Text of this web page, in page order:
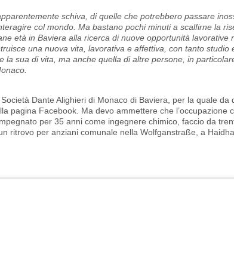
schiva, di quelle che potrebbero passare
col mondo. Ma bastano pochi minuti a scalfirne la
età in Baviera alla ricerca di nuove opportunità lavorative
una nuova vita, lavorativa e affettiva, con tanto studio
sua di vita, ma anche quella di altre persone, in
Dante Alighieri di Monaco di Baviera, per la quale da
pagina Facebook. Ma devo ammettere che l’occupazione
per 35 anni come ingegnere chimico, faccio da
ritrovo per anziani comunale nella Wolfganstraße, a